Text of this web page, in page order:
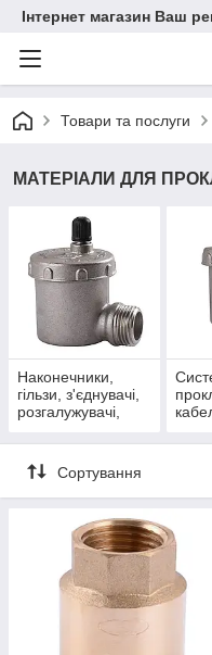
Інтернет магазин Ваш
Товари та послуги
МАТЕРІАЛИ ДЛЯ
Наконечники,
гільзи, з'єднувачі,
розгалужувачі,
обладнання
Сортування